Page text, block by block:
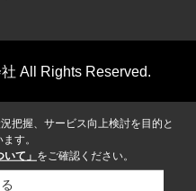
All Rights Reserved.
把握、サービス向上検討を目的と
す。
て」 をご確認ください。